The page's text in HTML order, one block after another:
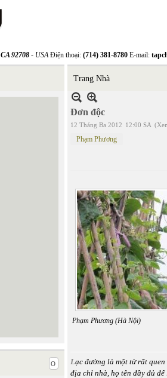
CA 92708 - USAĐiện thoại: (714) 381-8780 E-mail:
Trang Nhà
Đơn độc
12 Tháng Ba 2012 12:00 SA
Phạm Phương
Phạm Phương (Hà Nội)
Lạc đường là một từ rất
địa chỉ nhà, họ tên đầy đủ